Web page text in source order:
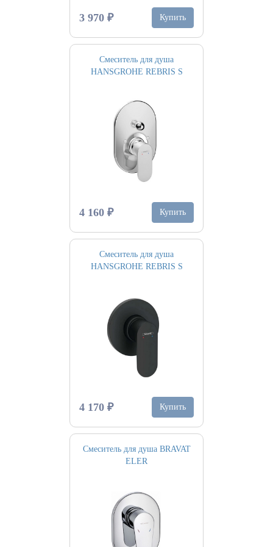
3 970 ₽ Купить
Смеситель для душа
HANSGROHE REBRIS S
4 160 ₽ Купить
Смеситель для душа
HANSGROHE REBRIS S
4 170 ₽ Купить
Смеситель для душа BRAVAT
ELER